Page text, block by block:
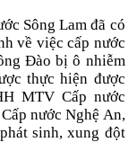
Sông Lam đã có
về việc cấp nước
Đào bị ô nhiễm
thực hiện được
MTV Cấp nước
nước Nghệ An,
sinh, xung đột